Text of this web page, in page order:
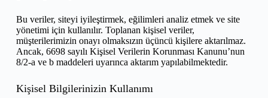
Bu veriler, siteyi iyileştirmek, eğilimleri analiz etmek ve site
yönetimi için kullanılır. Toplanan kişisel veriler,
müşterilerimizin onayı olmaksızın üçüncü kişilere aktarılmaz.
Ancak, 6698 sayılı Kişisel Verilerin Korunması Kanunu’nun
8/2-a ve b maddeleri uyarınca aktarım yapılabilmektedir.
Kişisel Bilgilerinizin Kullanımı